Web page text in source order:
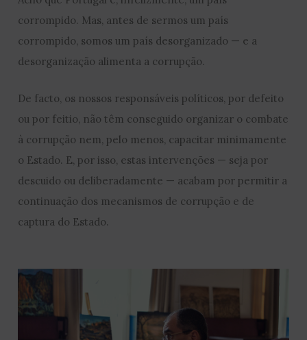
corrompido. Mas, antes de sermos um país
corrompido, somos um país desorganizado — e a
desorganização alimenta a corrupção.
De facto, os nossos responsáveis políticos, por defeito
ou por feitio, não têm conseguido organizar o combate
à corrupção nem, pelo menos, capacitar minimamente
o Estado. E, por isso, estas intervenções — seja por
descuido ou deliberadamente — acabam por permitir a
continuação dos mecanismos de corrupção e de
captura do Estado.